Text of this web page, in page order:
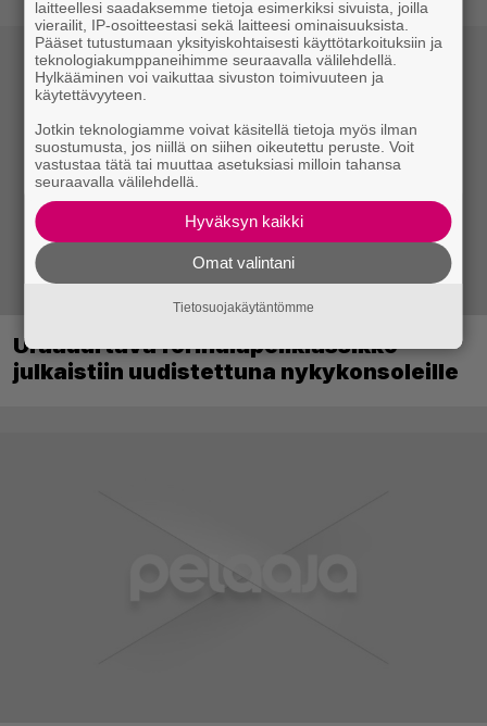
Uraauurtava formulapeliklassikko
julkaistiin uudistettuna nykykonsoleille
laitteellesi saadaksemme tietoja esimerkiksi sivuista, joilla
vierailit, IP-osoitteestasi sekä laitteesi ominaisuuksista.
Pääset tutustumaan yksityiskohtaisesti käyttötarkoituksiin ja
teknologiakumppaneihimme seuraavalla välilehdellä.
Hylkääminen voi vaikuttaa sivuston toimivuuteen ja
käytettävyyteen.
Jotkin teknologiamme voivat käsitellä tietoja myös ilman
suostumusta, jos niillä on siihen oikeutettu peruste. Voit
vastustaa tätä tai muuttaa asetuksiasi milloin tahansa
seuraavalla välilehdellä.
Hyväksyn kaikki
Omat valintani
Tietosuojakäytäntömme